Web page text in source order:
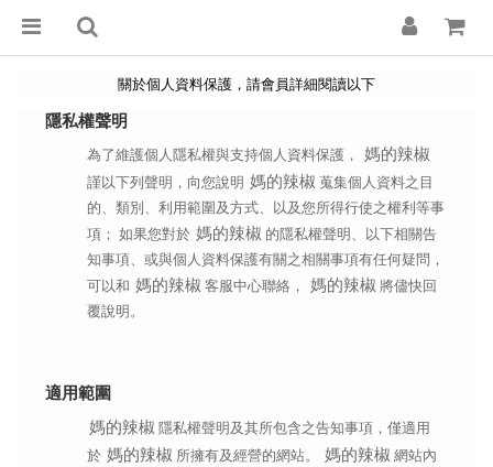
關於個人資料保護，請會員詳細閱讀以下
隱私權聲明
為了維護個人隱私權與支持個人資料保護， 媽的辣椒
謹以下列聲明，向您說明 媽的辣椒 蒐集個人資料之目
的、類別、利用範圍及方式、以及您所得行使之權利等事
項； 如果您對於 媽的辣椒 的隱私權聲明、以下相關告
知事項、或與個人資料保護有關之相關事項有任何疑問，
可以和 媽的辣椒 客服中心聯絡， 媽的辣椒 將儘快回
覆說明。
適用範圍
媽的辣椒 隱私權聲明及其所包含之告知事項，僅適用
於 媽的辣椒 所擁有及經營的網站。 媽的辣椒 網站內